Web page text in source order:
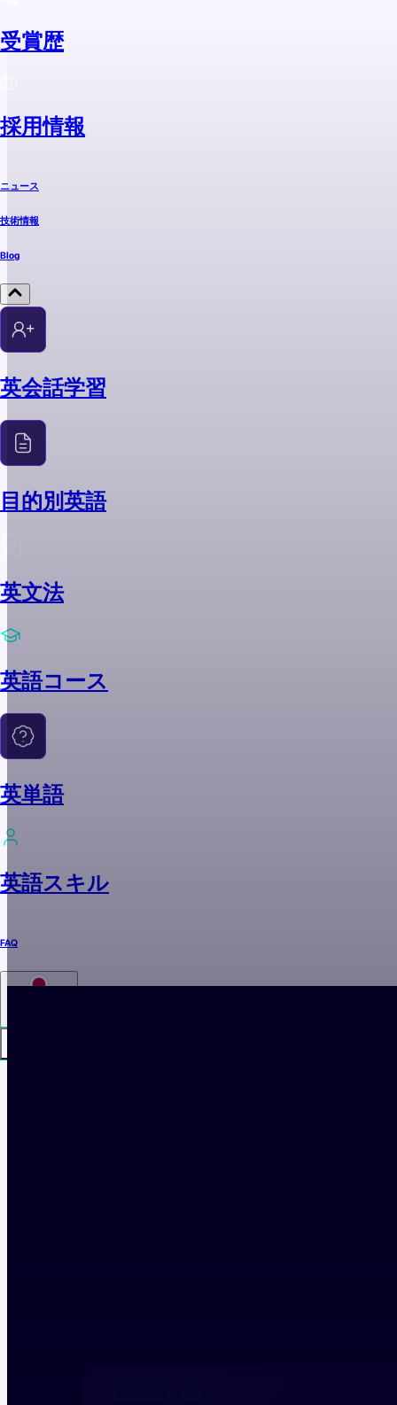
受賞歴
採用情報
ニュース
技術情報
Blog
英会話学習
目的別英語
英文法
英語コース
英単語
英語スキル
FAQ